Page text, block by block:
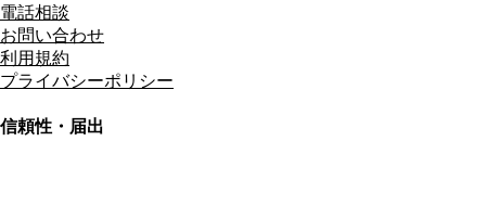
電話相談
お問い合わせ
利用規約
プライバシーポリシー
信頼性・届出